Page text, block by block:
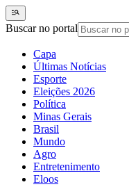
Buscar no portal
Capa
Últimas Notícias
Esporte
Eleições 2026
Política
Minas Gerais
Brasil
Mundo
Agro
Entretenimento
Eloos